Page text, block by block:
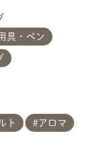
具・ペン
ト アロマ